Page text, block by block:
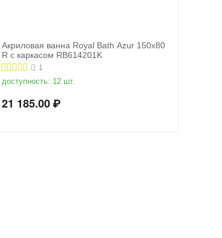
Акриловая ванна Royal Bath Azur 150x80
R с каркасом RB614201K
1
доступность: 12 шт.
21 185.00₽